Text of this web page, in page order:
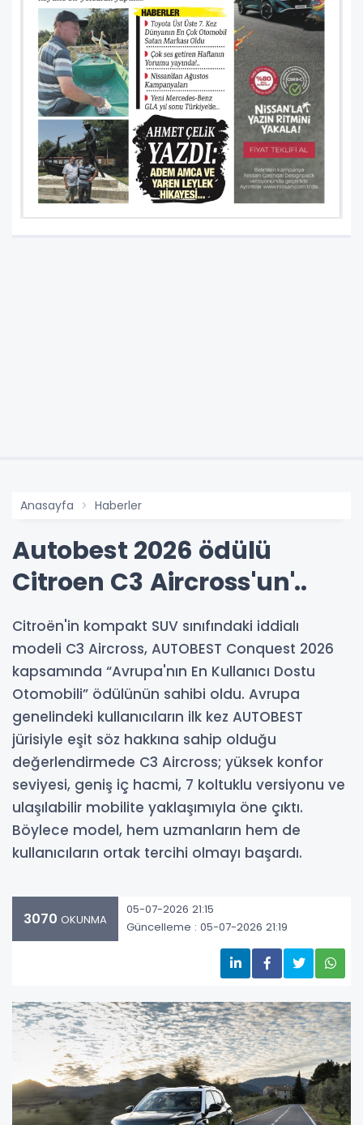
Anasayfa Haberler
Autobest 2026 ödülü
Citroen C3 Aircross'un'..
Citroën'in kompakt SUV sınıfındaki iddialı
modeli C3 Aircross, AUTOBEST Conquest 2026
kapsamında “Avrupa'nın En Kullanıcı Dostu
Otomobili” ödülünün sahibi oldu. Avrupa
genelindeki kullanıcıların ilk kez AUTOBEST
jürisiyle eşit söz hakkına sahip olduğu
değerlendirmede C3 Aircross; yüksek konfor
seviyesi, geniş iç hacmi, 7 koltuklu versiyonu ve
ulaşılabilir mobilite yaklaşımıyla öne çıktı.
Böylece model, hem uzmanların hem de
kullanıcıların ortak tercihi olmayı başardı.
3070 OKUNMA
05-07-2026 21:15
Güncelleme : 05-07-2026 21:19